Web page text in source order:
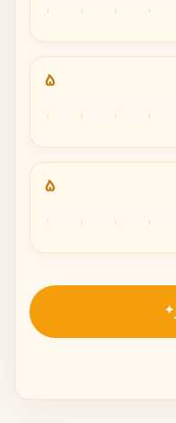
5
5
✦